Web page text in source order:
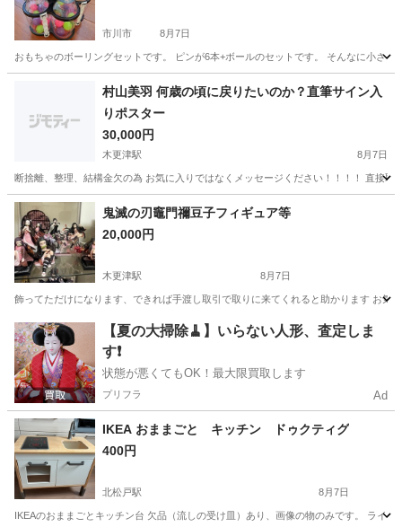
市川市 8月7日
おもちゃのボーリングセットです。 ピンが6本+ボールのセットです。 そんなに小さ
その他 ボール
村山美羽 何歳の頃に戻りたいのか？直筆サイン入
りポスター
30,000円
木更津駅 8月7日
断捨離、整理、結構金欠の為 お気に入りではなくメッセージください！！！！ 直接
千葉 木更津市 木更津駅 その他 ポスター
鬼滅の刃竈門禰豆子フィギュア等
20,000円
木更津駅 8月7日
飾ってただけになります、できれば手渡し取引で取りに来てくれると助かります お
千葉 木更津市 木更津駅 フィギュア 禰豆
【夏の大掃除🧹】いらない人形、査定しま
す❗️
状態が悪くてもOK！最大限買取します
プリフラ Ad
IKEA おままごと キッチン ドゥクティグ
400円
北松戸駅 8月7日
IKEAのおままごとキッチン台 欠品（流しの受け皿）あり、画像の物のみです。 ライ